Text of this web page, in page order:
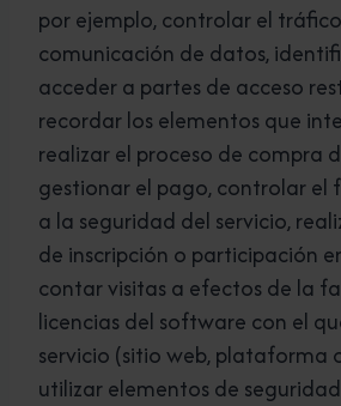
por ejemplo, controlar el
comunicación de datos,
acceder a partes de acceso
recordar los elementos que
realizar el proceso de compra
gestionar el pago, controlar el
a la seguridad del servicio,
de inscripción o participación
contar visitas a efectos de la
licencias del software con el
servicio (sitio web, plataforma
utilizar elementos de